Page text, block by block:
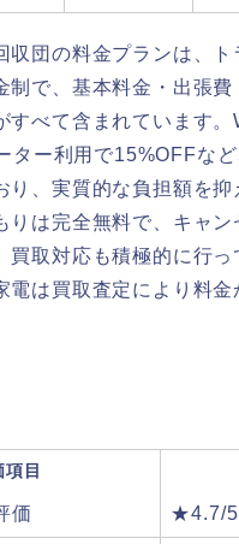
収団の料金プランは、ト
制で、基本料金・出張費
すべて含まれています。
ター利用で15%OFFなど
り、実質的な負担額を抑
りは完全無料で、キャン
買取対応も積極的に行っ
電は買取査定により料金
項目
価 ★4.7/